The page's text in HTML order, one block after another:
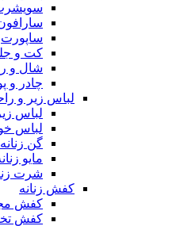
ساپورت
کت و
شال و
چادر و
لباس زیر و
لباس
لباس
گن زنانه
مایو
شرت
کفش زنانه
کفش
کفش